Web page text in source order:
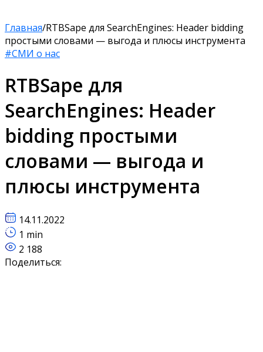
Главная/RTBSape для SearchEngines: Header bidding
простыми словами — выгода и плюсы инструмента
#СМИ о нас
RTBSape для
SearchEngines: Header
bidding простыми
словами — выгода и
плюсы инструмента
14.11.2022
1 min
2 188
Поделиться: